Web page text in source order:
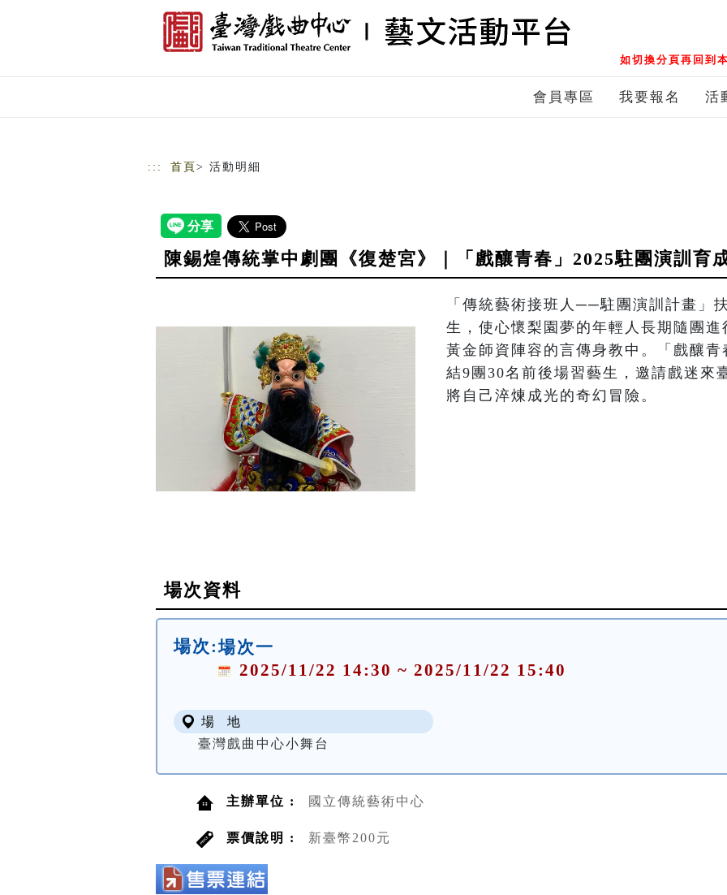
如切換分頁再回到
會員專區 我要報名 活
::: 首頁 > 活動明細
陳錫煌傳統掌中劇團《復楚宮》｜「戲釀青春」2025駐團演訓育
「傳統藝術接班人──駐團演訓計畫」
生，使心懷梨園夢的年輕人長期隨團
黃金師資陣容的言傳身教中。「戲釀
結9團30名前後場習藝生，邀請戲迷來
將自己淬煉成光的奇幻冒險。
場次資料
場次:場次一
2025/11/22 14:30 ~ 2025/11/22 15:40
場 地
臺灣戲曲中心小舞台
主辦單位 : 國立傳統藝術中心
票價說明 : 新臺幣200元